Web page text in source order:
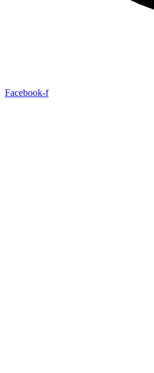
Facebook-f